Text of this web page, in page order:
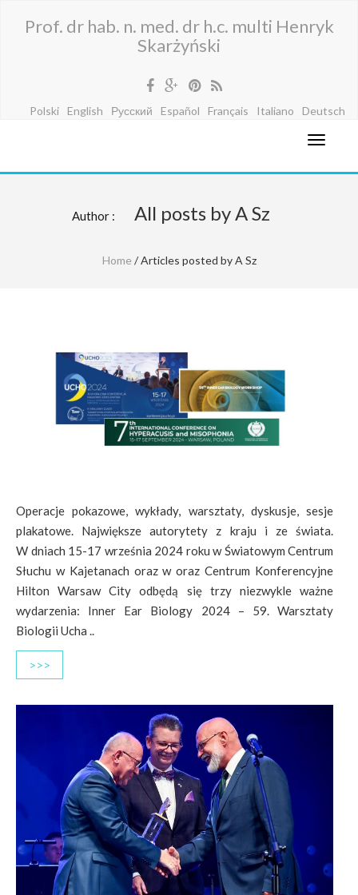
Prof. dr hab. n. med. dr h.c. multi Henryk
Skarżyński
Polski English Русский Español Français Italiano Deutsch
Author : All posts by A Sz
Home / Articles posted by A Sz
Operacje pokazowe, wykłady, warsztaty, dyskusje, sesje
plakatowe. Największe autorytety z kraju i ze świata.
W dniach 15-17 września 2024 roku w Światowym Centrum
Słuchu w Kajetanach oraz w oraz Centrum Konferencyjne
Hilton Warsaw City odbędą się trzy niezwykle ważne
wydarzenia: Inner Ear Biology 2024 – 59. Warsztaty
Biologii Ucha ..
>>>